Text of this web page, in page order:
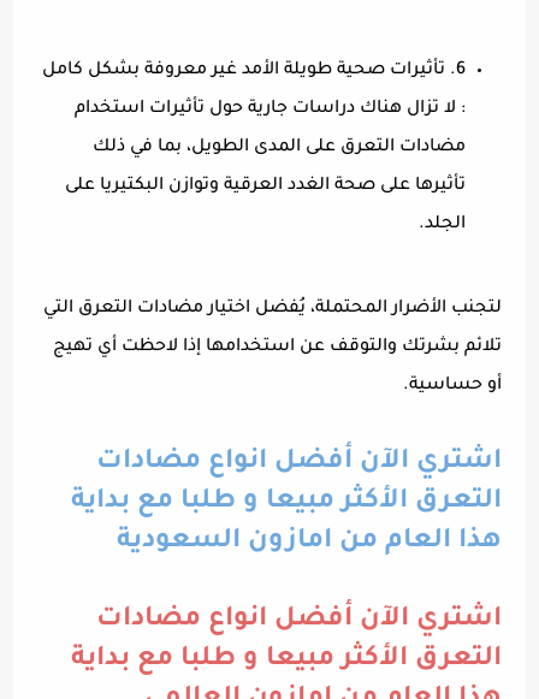
6. تأثيرات صحية طويلة الأمد غير معروفة بشكل كامل
: لا تزال هناك دراسات جارية حول تأثيرات استخدام
مضادات التعرق على المدى الطويل، بما في ذلك
تأثيرها على صحة الغدد العرقية وتوازن البكتيريا على
الجلد.
لتجنب الأضرار المحتملة، يُفضل اختيار مضادات التعرق التي
تلائم بشرتك والتوقف عن استخدامها إذا لاحظت أي تهيج
أو حساسية.
اشتري الآن أفضل انواع مضادات
التعرق الأكثر مبيعا و طلبا مع بداية
هذا العام من امازون السعودية
اشتري الآن أفضل انواع مضادات
التعرق الأكثر مبيعا و طلبا مع بداية